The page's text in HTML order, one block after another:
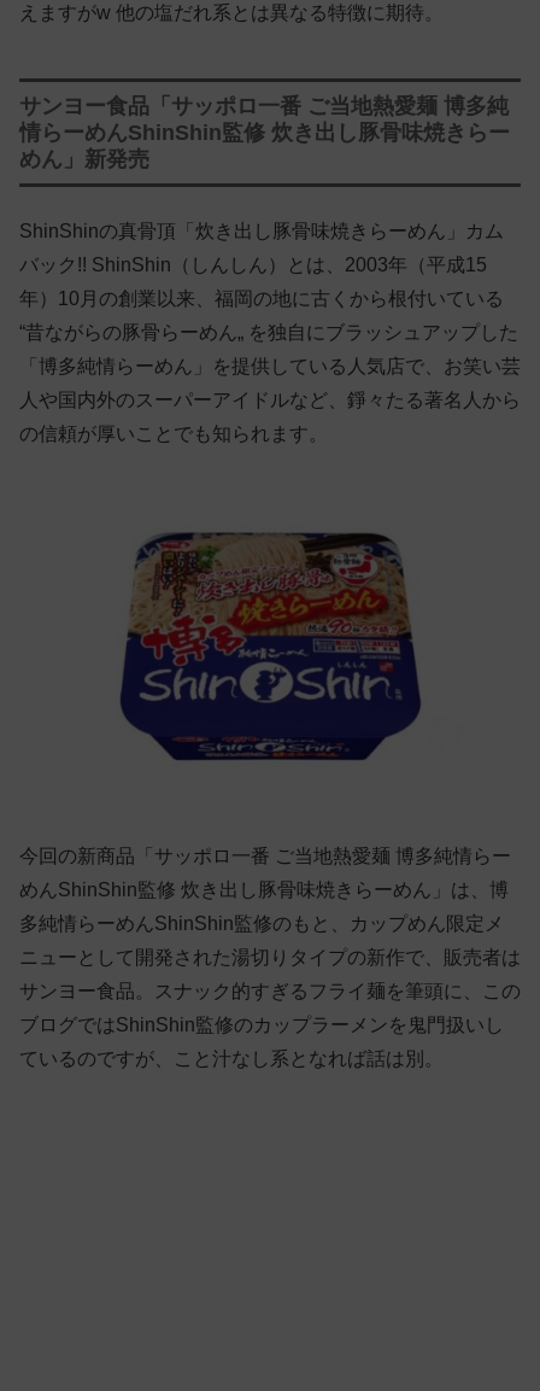
えますがw 他の塩だれ系とは異なる特徴に期待。
サンヨー食品「サッポロ一番 ご当地熱愛麺 博多純
情らーめんShinShin監修 炊き出し豚骨味焼きらー
めん」新発売
ShinShinの真骨頂「炊き出し豚骨味焼きらーめん」カム
バック!! ShinShin（しんしん）とは、2003年（平成15
年）10月の創業以来、福岡の地に古くから根付いている
“昔ながらの豚骨らーめん„ を独自にブラッシュアップした
「博多純情らーめん」を提供している人気店で、お笑い芸
人や国内外のスーパーアイドルなど、錚々たる著名人から
の信頼が厚いことでも知られます。
今回の新商品「サッポロ一番 ご当地熱愛麺 博多純情らー
めんShinShin監修 炊き出し豚骨味焼きらーめん」は、博
多純情らーめんShinShin監修のもと、カップめん限定メ
ニューとして開発された湯切りタイプの新作で、販売者は
サンヨー食品。スナック的すぎるフライ麺を筆頭に、この
ブログではShinShin監修のカップラーメンを鬼門扱いし
ているのですが、こと汁なし系となれば話は別。